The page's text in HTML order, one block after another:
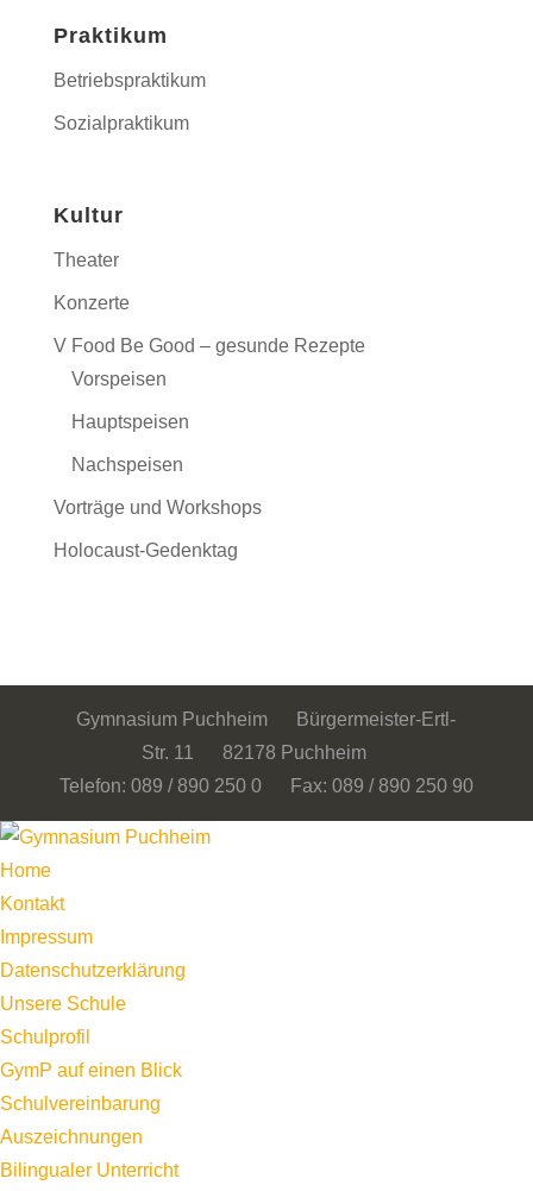
Praktikum
Betriebspraktikum
Sozialpraktikum
Kultur
Theater
Konzerte
V Food Be Good – gesunde Rezepte
Vorspeisen
Hauptspeisen
Nachspeisen
Vorträge und Workshops
Holocaust-Gedenktag
Gymnasium Puchheim Bürgermeister-Ertl-
Str. 11 82178 Puchheim
Telefon: 089 / 890 250 0 Fax: 089 / 890 250 90
Home
Kontakt
Impressum
Datenschutzerklärung
Unsere Schule
Schulprofil
GymP auf einen Blick
Schulvereinbarung
Auszeichnungen
Bilingualer Unterricht